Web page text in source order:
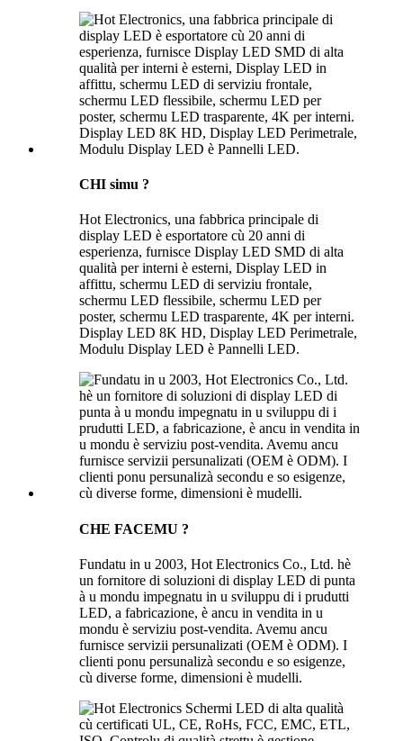
CHI simu ?
Hot Electronics, una fabbrica principale di
display LED è esportatore cù 20 anni di
esperienza, furnisce Display LED SMD di alta
qualità per interni è esterni, Display LED in
affittu, schermu LED di serviziu frontale,
schermu LED flessibile, schermu LED per
poster, schermu LED trasparente, 4K per interni.
Display LED 8K HD, Display LED Perimetrale,
Modulu Display LED è Pannelli LED.
CHE FACEMU ?
Fundatu in u 2003, Hot Electronics Co., Ltd. hè
un fornitore di soluzioni di display LED di punta
à u mondu impegnatu in u sviluppu di i prudutti
LED, a fabricazione, è ancu in vendita in u
mondu è serviziu post-vendita. Avemu ancu
furnisce servizii persunalizati (OEM è ODM). I
clienti ponu persunalizà secondu e so esigenze,
cù diverse forme, dimensioni è mudelli.